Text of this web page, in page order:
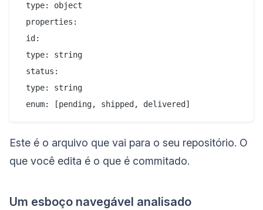
type: object
properties:
id:
type: string
status:
type: string
Este é o arquivo que vai para o seu repositório. O
que você edita é o que é commitado.
Um esboço navegável analisado